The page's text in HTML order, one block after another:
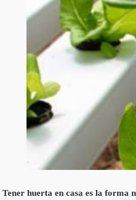
Tener huerta en casa es la forma